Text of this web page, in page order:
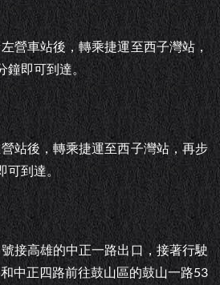
營車站後，轉乘捷運至西子灣站，
鐘即可到達。
站後，轉乘捷運至西子灣站，再步
可到達。
接高雄的中正一路出口，接著行駛
中正四路前往鼓山區的鼓山一路53